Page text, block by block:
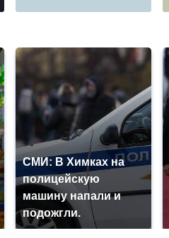
СМИ: В Химках на
полицейскую
машину напали и
подожгли.